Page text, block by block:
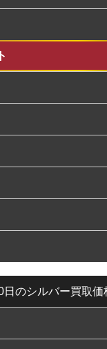
日のシルバー買取価